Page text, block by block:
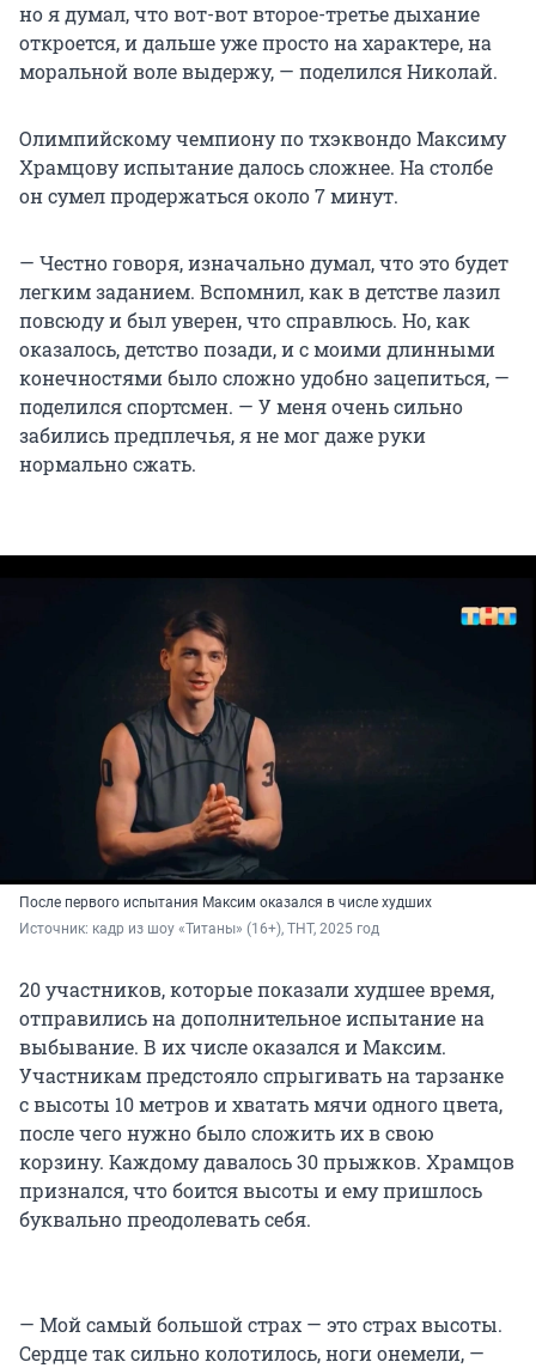
но я думал, что вот-вот второе-третье дыхание
откроется, и дальше уже просто на характере, на
моральной воле выдержу, — поделился Николай.
Олимпийскому чемпиону по тхэквондо Максиму
Храмцову испытание далось сложнее. На столбе
он сумел продержаться около 7 минут.
— Честно говоря, изначально думал, что это будет
легким заданием. Вспомнил, как в детстве лазил
повсюду и был уверен, что справлюсь. Но, как
оказалось, детство позади, и с моими длинными
конечностями было сложно удобно зацепиться, —
поделился спортсмен. — У меня очень сильно
забились предплечья, я не мог даже руки
нормально сжать.
После первого испытания Максим оказался в числе худших
Источник: кадр из шоу «Титаны» (16+), ТНТ, 2025 год
20 участников, которые показали худшее время,
отправились на дополнительное испытание на
выбывание. В их числе оказался и Максим.
Участникам предстояло спрыгивать на тарзанке
с высоты 10 метров и хватать мячи одного цвета,
после чего нужно было сложить их в свою
корзину. Каждому давалось 30 прыжков. Храмцов
признался, что боится высоты и ему пришлось
буквально преодолевать себя.
— Мой самый большой страх — это страх высоты.
Сердце так сильно колотилось, ноги онемели, —